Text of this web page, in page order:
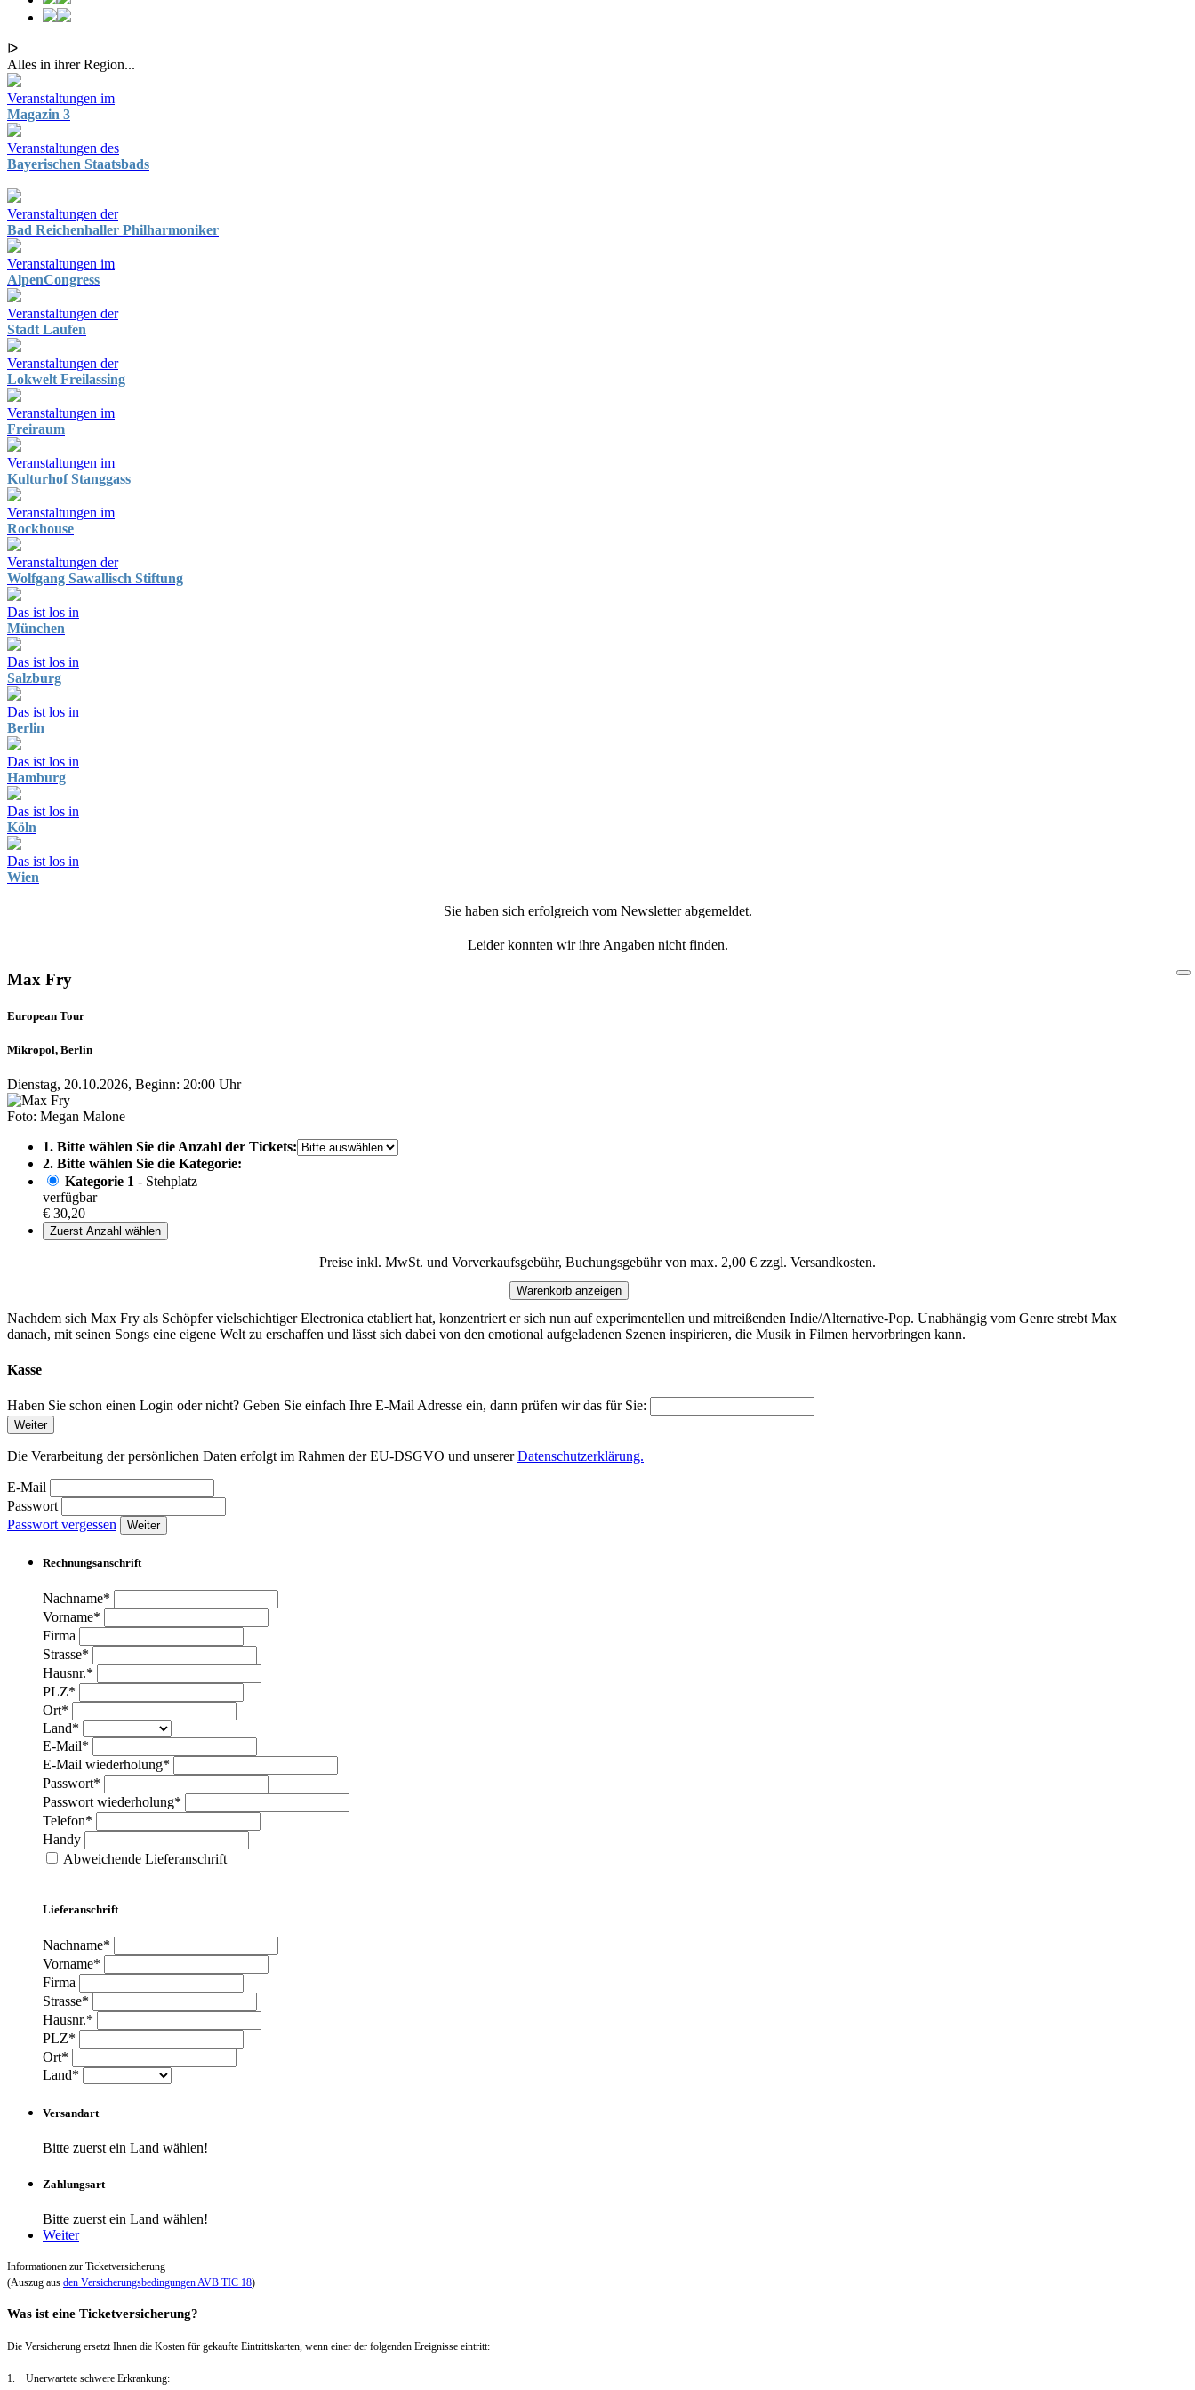
ᐅ
Alles in ihrer Region...
Veranstaltungen im
Magazin 3
Veranstaltungen des
Bayerischen Staatsbads
Veranstaltungen der
Bad Reichenhaller Philharmoniker
Veranstaltungen im
AlpenCongress
Veranstaltungen der
Stadt Laufen
Veranstaltungen der
Lokwelt Freilassing
Veranstaltungen im
Freiraum
Veranstaltungen im
Kulturhof Stanggass
Veranstaltungen im
Rockhouse
Veranstaltungen der
Wolfgang Sawallisch Stiftung
Das ist los in
München
Das ist los in
Salzburg
Das ist los in
Berlin
Das ist los in
Hamburg
Das ist los in
Köln
Das ist los in
Wien
Sie haben sich erfolgreich vom Newsletter abgemeldet.
Leider konnten wir ihre Angaben nicht finden.
Max Fry
European Tour
Mikropol, Berlin
Dienstag, 20.10.2026, Beginn: 20:00 Uhr
Foto: Megan Malone
1. Bitte wählen Sie die Anzahl der Tickets:
2. Bitte wählen Sie die Kategorie:
Kategorie 1 - Stehplatz
verfügbar
€ 30,20
Zuerst Anzahl wählen
Preise inkl. MwSt. und Vorverkaufsgebühr, Buchungsgebühr von max. 2,00 € zzgl. Versandkosten.
Warenkorb anzeigen
Nachdem sich Max Fry als Schöpfer vielschichtiger Electronica etabliert hat, konzentriert er sich nun auf experimentellen und mitreißenden Indie/Alternative-Pop. Unabhängig vom Genre strebt Max
danach, mit seinen Songs eine eigene Welt zu erschaffen und lässt sich dabei von den emotional aufgeladenen Szenen inspirieren, die Musik in Filmen hervorbringen kann.
Kasse
Haben Sie schon einen Login oder nicht? Geben Sie einfach Ihre E-Mail Adresse ein, dann prüfen wir das für Sie:
Weiter
Die Verarbeitung der persönlichen Daten erfolgt im Rahmen der EU-DSGVO und unsererDatenschutzerklärung.
E-Mail
Passwort
Passwort vergessen
Weiter
Rechnungsanschrift
Nachname*
Vorname*
Firma
Strasse*
Hausnr.*
PLZ*
Ort*
Land*
E-Mail*
E-Mail wiederholung*
Passwort*
Passwort wiederholung*
Telefon*
Handy
Abweichende Lieferanschrift
Lieferanschrift
Nachname*
Vorname*
Firma
Strasse*
Hausnr.*
PLZ*
Ort*
Land*
Versandart
Bitte zuerst ein Land wählen!
Zahlungsart
Bitte zuerst ein Land wählen!
Weiter
Informationen zur Ticketversicherung
(Auszug aus den Versicherungsbedingungen AVB TIC 18)
Was ist eine Ticketversicherung?
Die Versicherung ersetzt Ihnen die Kosten für gekaufte Eintrittskarten, wenn einer der folgenden Ereignisse eintritt:
1. Unerwartete schwere Erkrankung: